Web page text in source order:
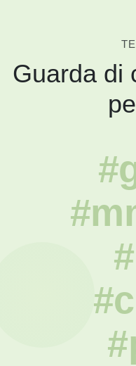
Guarda di